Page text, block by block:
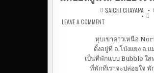
SAICHI CHAYAPA
LEAVE A COMMENT
หุบเขาดาวเหนือ
ตั้งอยู่ที่ อ.โป่งแยง อ.แ
เป็นที่พักแบบ Bubble ใส
ที่พักที่เราจะปล่อยใจ พั